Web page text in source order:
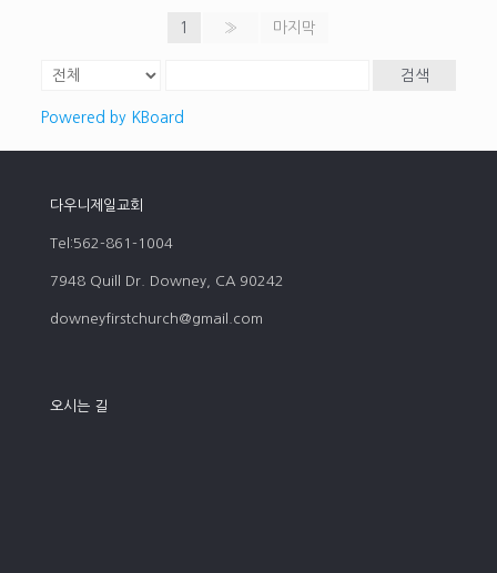
1 » 마지막
검색
Powered by KBoard
다우니제일교회
Tel:562-861-1004
7948 Quill Dr. Downey, CA 90242
downeyfirstchurch@gmail.com
오시는 길